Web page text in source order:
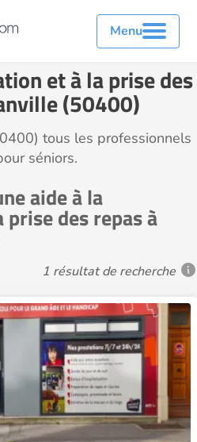
Menu
et à la prise des
(50400)
tous les professionnels
séniors.
aide à la
des repas à
1 résultat de recherche